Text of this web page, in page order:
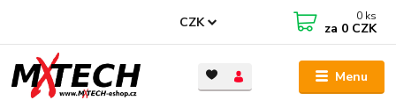
Menu
CZK 0 ks
za 0 CZK